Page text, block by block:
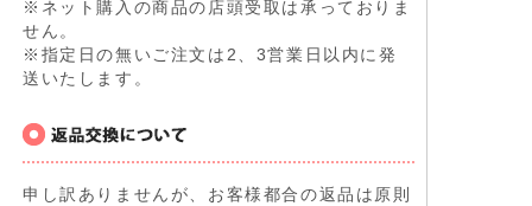
※ネット購入の商品の店頭受取は承っておりま
せん。
※指定日の無いご注文は2、3営業日以内に発
送いたします。
申し訳ありませんが、お客様都合の返品は原則